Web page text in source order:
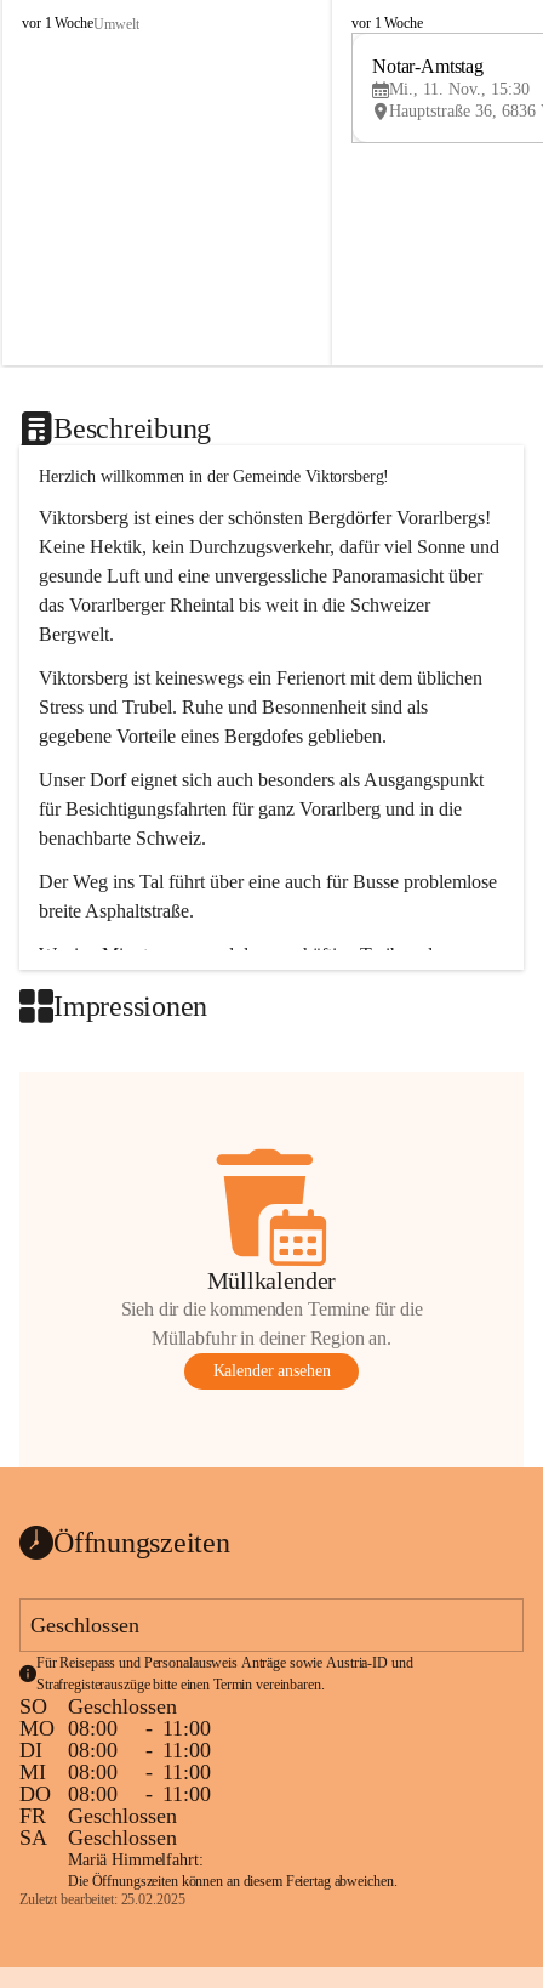
V
vor 1 WocheUmwelt
V
vor 1 Woche
Notar-Amtstag
Mi., 11. Nov., 15:30
Beschreibung
Herzlich willkommen in der Gemeinde Viktorsberg!
Viktorsberg ist eines der schönsten Bergdörfer Vorarlbergs!
Keine Hektik, kein Durchzugsverkehr, dafür viel Sonne und
gesunde Luft und eine unvergessliche Panoramasicht über
das Vorarlberger Rheintal bis weit in die Schweizer
Bergwelt.
Viktorsberg ist keineswegs ein Ferienort mit dem üblichen
Stress und Trubel. Ruhe und Besonnenheit sind als
gegebene Vorteile eines Bergdofes geblieben.
Unser Dorf eignet sich auch besonders als Ausgangspunkt
für Besichtigungsfahrten für ganz Vorarlberg und in die
benachbarte Schweiz.
Der Weg ins Tal führt über eine auch für Busse problemlose
breite Asphaltstraße.
Wenige Minuten nur, und das geschäftige Treiben der
Impressionen
Müllkalender
Sieh dir die kommenden Termine für die
Müllabfuhr in deiner Region an.
Kalender ansehen
Öffnungszeiten
Geschlossen
Für Reisepass und Personalausweis Anträge sowie Austria-ID und
Strafregisterauszüge bitte einen Termin vereinbaren.
SO
Geschlossen
MO 08:00 - 11:00
DI
08:00 - 11:00
MI
08:00 - 11:00
DO
08:00 - 11:00
FR
Geschlossen
SA
Geschlossen
Mariä Himmelfahrt:
Die Öffnungszeiten können an diesem Feiertag abweichen.
Zuletzt bearbeitet: 25.02.2025